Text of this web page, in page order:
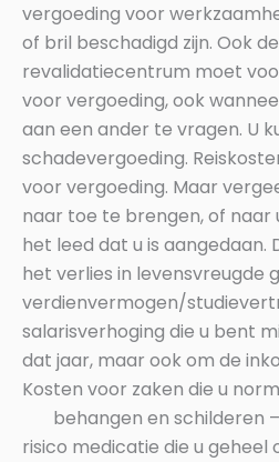
vergoeding voor
of bril beschadigd zijn. Ook
revalidatiecentrum moet
voor vergoeding, ook
aan een ander te vragen. U
schadevergoeding.
voor vergoeding. Maar
naar toe te brengen, of naar
het leed dat u is aangedaan.
het verlies in levensvreugde
verdienvermogen/
salarisverhoging die u bent
dat jaar, maar ook om de
Kosten voor zaken die u
behangen en schilderen –
risico medicatie die u